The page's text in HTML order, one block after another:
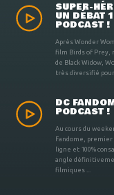
SUPER-
UN DÉBAT
PODCAST !
Après Wonder
film Birds of Prey,
de Black Widow,
très diversifié pour
DC
PODCAST !
Au cours du
Fandome,
ligne et 100%
angle
filmiques ...